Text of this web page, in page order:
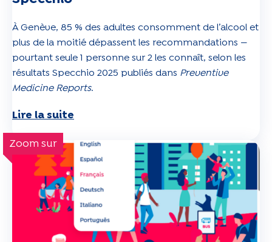
À Genève, 85 % des adultes consomment de l’alcool et
plus de la moitié dépassent les recommandations —
pourtant seule 1 personne sur 2 les connaît, selon les
résultats Specchio 2025 publiés dans Preventive
Medicine Reports.
Lire la suite
Zoom sur